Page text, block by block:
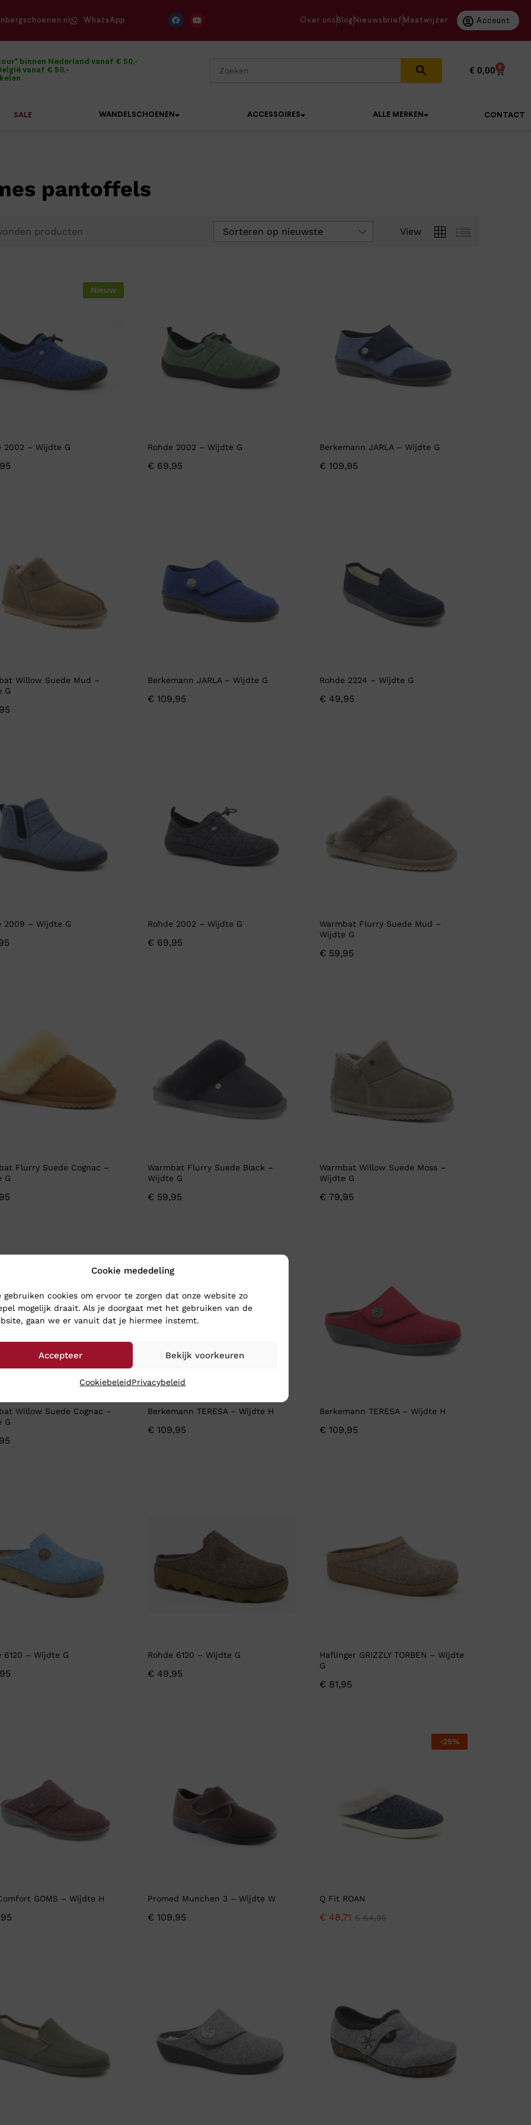
Cookie mededeling
gebruiken cookies om ervoor te zorgen dat onze website zo
mogelijk draait. Als je doorgaat met het gebruiken van de
gaan we er vanuit dat je hiermee instemt.
Accepteer Bekijk voorkeuren
CookiebeleidPrivacybeleid
WhatsApp Over ons Blog Nieuwsbrief Maatwijzer Account
binnen Nederland vanaf € 50,-
vanaf € 50,-
€ 0,00 0
Sandalen
Sneakers
Wandelschoenen
Sneakers
Verbandpantoffels
SALE WANDELSCHOENEN ACCESSOIRES ALLE MERKEN
Mephisto
CONTACT
pantoffels
producten View
Sorteren op nieuwste
Nieuw
2002 – Wijdte G Rohde 2002 – Wijdte G
€69,95
Berkemann JARLA – Wijdte G
€109,95
Willow Suede Mud –
G
Berkemann JARLA – Wijdte G
€109,95
Rohde 2224 – Wijdte G
€49,95
2009 – Wijdte G Rohde 2002 – Wijdte G
€69,95
Warmbat Flurry Suede Mud –
Wijdte G
€59,95
Flurry Suede Cognac –
G
Warmbat Flurry Suede Black –
Wijdte G
€59,95
Warmbat Willow Suede Moss –
Wijdte G
€79,95
Willow Suede Cognac –
G
Berkemann TERESA – Wijdte H
€109,95
Berkemann TERESA – Wijdte H
€109,95
6120 – Wijdte G Rohde 6120 – Wijdte G
€49,95
Haflinger GRIZZLY TORBEN – Wijdte
G
€81,95
GOMS – Wijdte H Promed Munchen 3 – Wijdte W
€109,95
-25%
Q Fit ROAN
€48,71 €64,95